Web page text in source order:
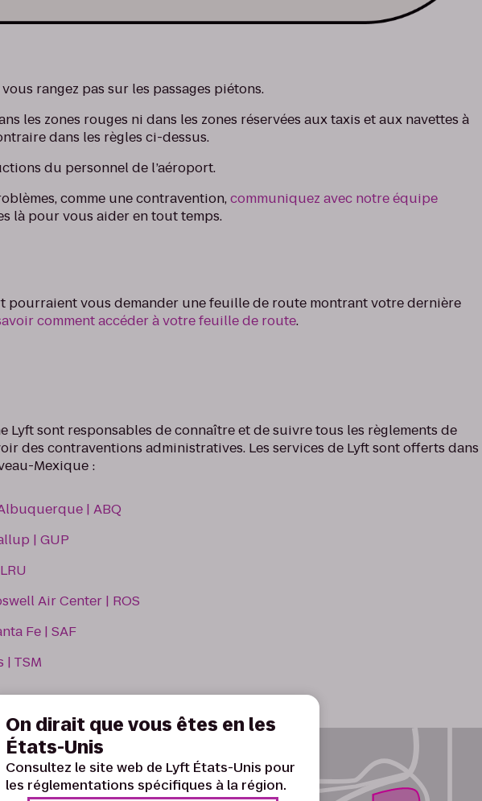
rangez pas sur les passages piétons.
les zones rouges ni dans les zones réservées aux taxis et aux navettes à
dans les règles ci-dessus.
du personnel de l’aéroport.
comme une contravention,communiquez avec notre équipe
là pour vous aider en tout temps.
pourraient vous demander une feuille de route montrant votre dernière
comment accéder à votre feuille de route.
Lyft sont responsables de connaître et de suivre tous les règlements de
des contraventions administratives. Les services de Lyft sont offerts dans
Mexique :
| ABQ
| GUP
Air Center | ROS
Fe | SAF
| TSM
(ABQ)
On dirait que vous êtes en les
États-Unis
Consultez le site web de Lyft États-Unis pour
les réglementations spécifiques à la région.